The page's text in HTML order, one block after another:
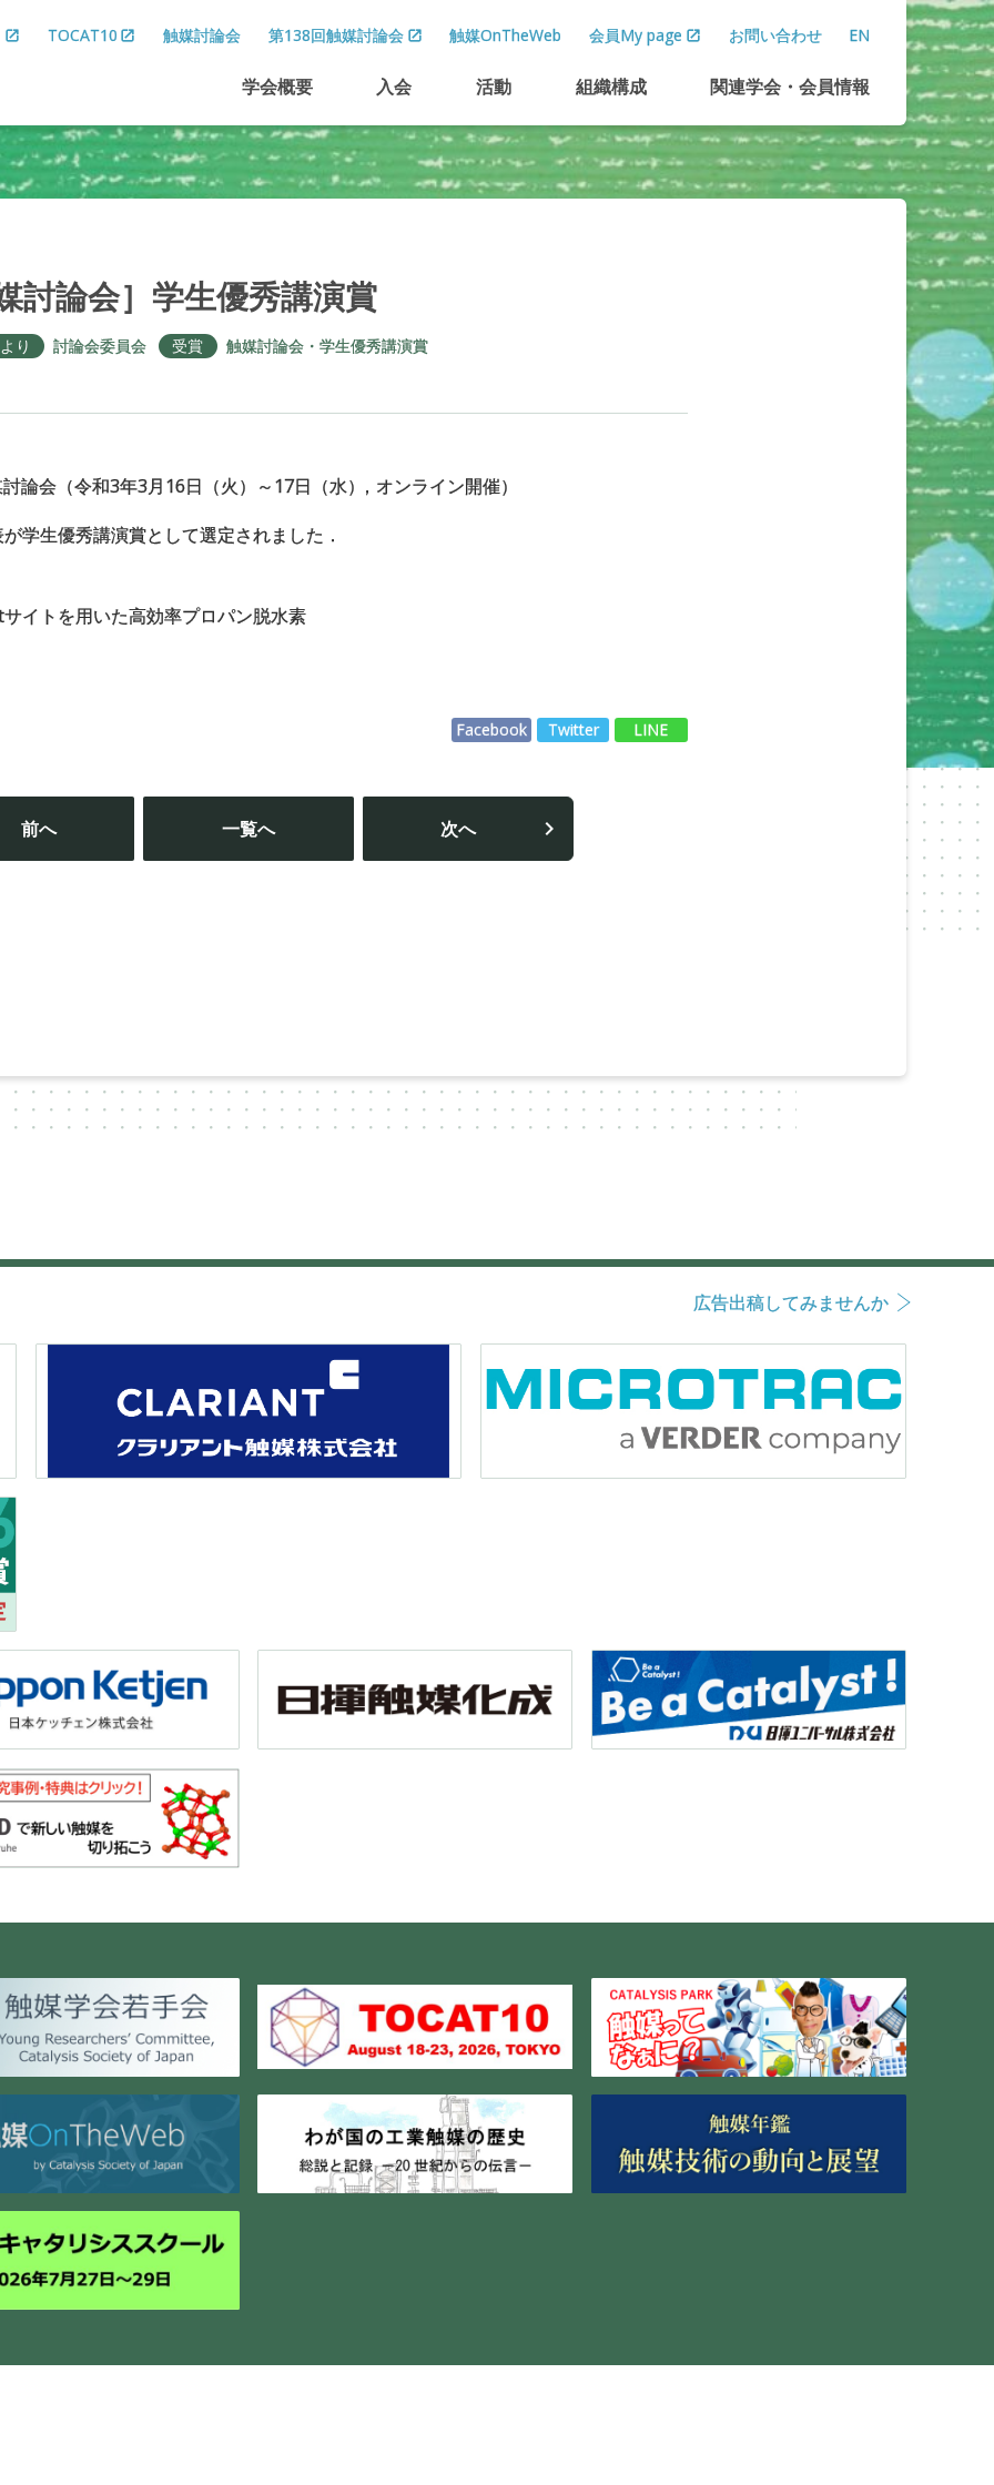
TOCAT10 触媒討論会 第138回触媒討論会 触媒OnTheWeb 会員My page お問い合わせ EN
学会概要 入会 活動 組織構成 関連学会 ・会員情報
討論会］ 学生優秀講演賞
り 討論会委員会 受賞 触媒討論会・学生優秀講演賞
論会（令和3年3月16日（火）～17日（水） ，オンライン開催）
学生優秀講演賞として選定されました．
イトを用いた高効率プロパン脱水素
Facebook Twitter LINE
投
稿
ナ
ビ
前へ 一覧へ 次へ
広告出稿してみませんか